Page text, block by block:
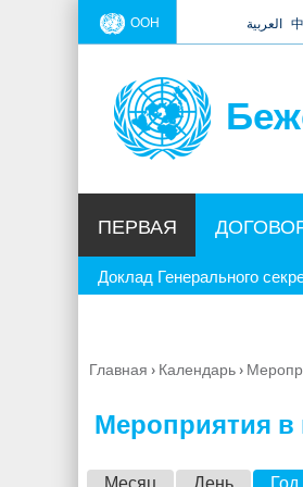
ООН العربية
ПЕРВАЯ
Доклад Генерального
Вы
Главная › Календарь›
Мероприятия в